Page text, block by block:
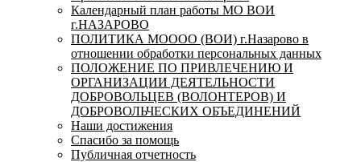
Календарный план работы МО ВОИ
г.НАЗАРОВО
ПОЛИТИКА МОООО (ВОИ) г.Назарово в
отношении обработки персональных данных
ПОЛОЖЕНИЕ ПО ПРИВЛЕЧЕНИЮ И
ОРГАНИЗАЦИИ ДЕЯТЕЛЬНОСТИ
ДОБРОВОЛЬЦЕВ (ВОЛОНТЕРОВ) И
ДОБРОВОЛЬЧЕСКИХ ОБЪЕДИНЕНИЙ
Наши достижения
Спасибо за помощь
Публичная отчетность